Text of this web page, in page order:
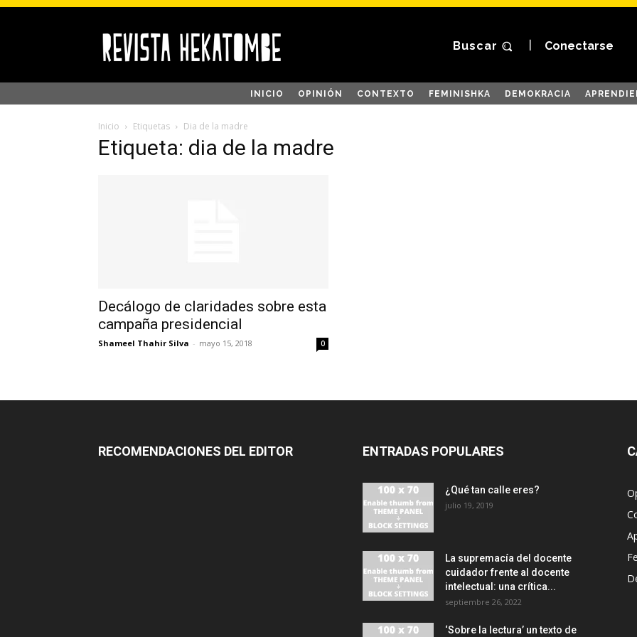
Buscar Conectarse
INICIO OPINIÓN CONTEXTO FEMINISHKA DEMOKRACIA
Inicio Etiquetas Dia de la madre
Etiqueta: dia de la madre
Decálogo de claridades sobre esta
campaña presidencial
Shameel Thahir Silva - mayo 15, 2018 0
RECOMENDACIONES DEL EDITOR ENTRADAS POPULARES
¿Qué tan calle eres?
julio 19, 2019
La supremacía del docente
cuidador frente al docente
intelectual: una crítica...
septiembre 26, 2022
‘Sobre la lectura’ un texto de